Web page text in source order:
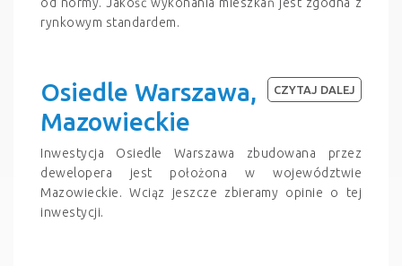
rynkowym standardem.
Osiedle Warszawa,
Mazowieckie
Inwestycja Osiedle Warszawa zbudowana przez
dewelopera jest położona w województwie
Mazowieckie. Wciąz jeszcze zbieramy opinie o tej
inwestycji.
CZYTAJ DALEJ